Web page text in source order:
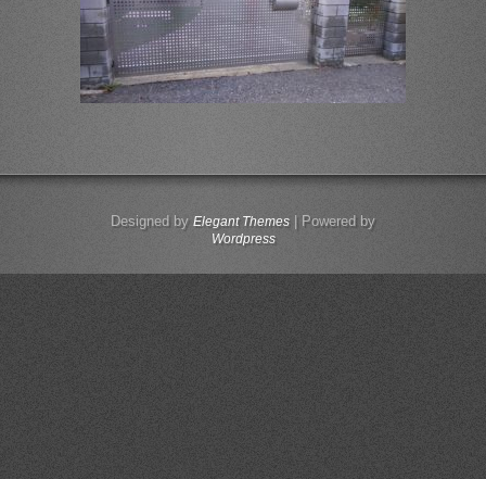
Designed by Elegant Themes| Powered by
Wordpress